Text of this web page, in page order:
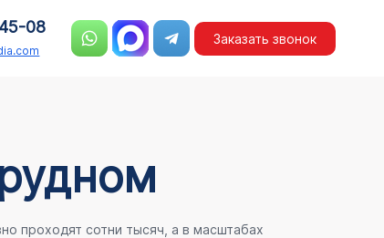
08
Заказать звонок
проходят сотни тысяч, а в масштабах